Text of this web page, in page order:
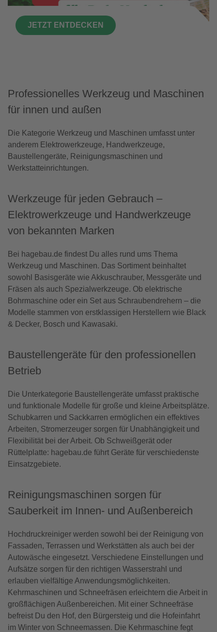
JETZT ENTDECKEN
Professionelles Werkzeug und Maschinen
für innen und außen
Die Kategorie Werkzeug und Maschinen umfasst unter
anderem Elektrowerkzeuge, Handwerkzeuge,
Baustellengeräte, Reinigungsmaschinen und
Werkstatteinrichtungen.
Werkzeuge für jeden Gebrauch –
Elektrowerkzeuge und Handwerkzeuge
von bekannten Marken
Bei hagebau.de findest Du alles rund ums Thema
Werkzeug und Maschinen. Das Sortiment beinhaltet
sowohl Basisgeräte wie Akkuschrauber, Messgeräte und
Fräsen als auch Spezialwerkzeuge. Ob elektrische
Bohrmaschine oder ein Set aus Schraubendrehern – die
Modelle stammen von erstklassigen Herstellern wie Black
& Decker, Bosch und Kawasaki.
Baustellengeräte für den professionellen
Betrieb
Die Unterkategorie Baustellengeräte umfasst praktische
und funktionale Modelle für große und kleine Arbeitsplätze.
Schubkarren und Sackkarren ermöglichen ein effektives
Arbeiten, Stromerzeuger sorgen für Unabhängigkeit und
Flexibilität bei der Arbeit. Ob Schweißgerät oder
Rüttelplatte: hagebau.de führt Geräte für verschiedenste
Einsatzgebiete.
Reinigungsmaschinen sorgen für
Sauberkeit im Innen- und Außenbereich
Hochdruckreiniger werden sowohl bei der Reinigung von
Fassaden, Terrassen und Werkstätten als auch bei der
Autowäsche eingesetzt. Verschiedene Einstellungen und
Aufsätze sorgen für den richtigen Wasserstrahl und
erlauben vielfältige Anwendungsmöglichkeiten.
Kehrmaschinen und Schneefräsen erleichtern die Arbeit in
großflächigen Außenbereichen. Mit einer Schneefräse
befreist Du den Hof, den Bürgersteig und die Hofeinfahrt
im Winter von Schneemassen. Die Kehrmaschine fegt